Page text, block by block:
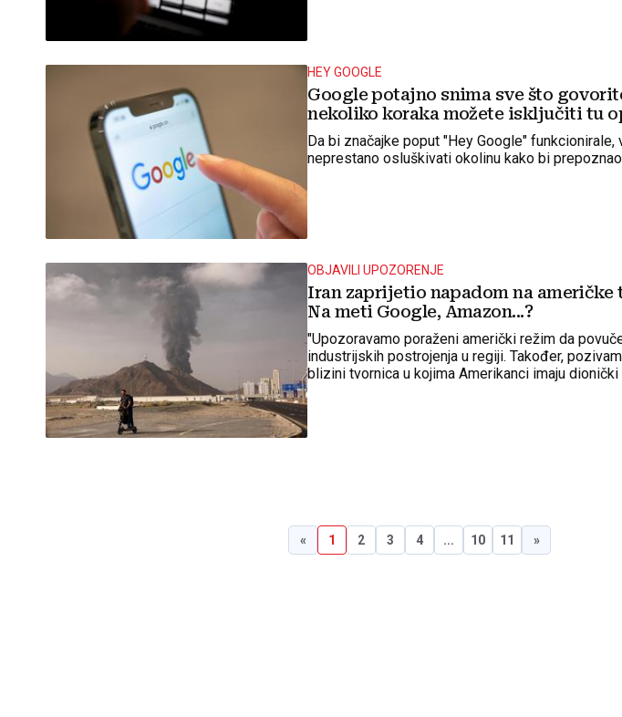
HEY GOOGLE
Google potajno snima sve što
nekoliko koraka možete isključiti tu
Da bi značajke poput "Hey Google"
neprestano osluškivati okolinu kako bi
OBJAVILI UPOZORENJE
Iran zaprijetio napadom na američke
Na meti Google, Amazon...?
"Upozoravamo poraženi američki režim da
industrijskih postrojenja u regiji. Također,
blizini tvornica u kojima Amerikanci imaju
« 1 2 3 4 ... 10 11 »